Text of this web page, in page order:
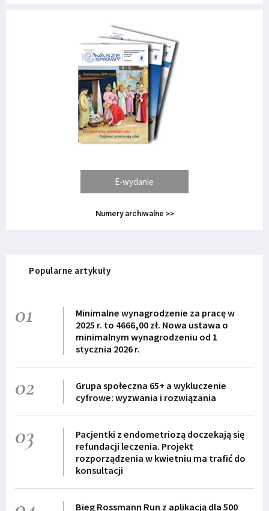
E-wydanie
Numery archiwalne >>
Popularne artykuły
01
Minimalne wynagrodzenie za pracę w
2025 r. to 4666,00 zł. Nowa ustawa o
minimalnym wynagrodzeniu od 1
stycznia 2026 r.
02
Grupa społeczna 65+ a wykluczenie
cyfrowe: wyzwania i rozwiązania
03
Pacjentki z endometriozą doczekają się
refundacji leczenia. Projekt
rozporządzenia w kwietniu ma trafić do
konsultacji
Bieg Rossmann Run z aplikacją dla 500